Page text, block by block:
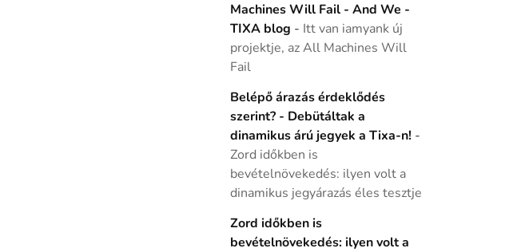
Machines Will Fail - And We -
TIXA blog - Itt van iamyank új
projektje, az All Machines Will
Fail
Belépő árazás érdeklődés
szerint? - Debütáltak a
dinamikus árú jegyek a Tixa-n! -
Zord időkben is
bevételnövekedés: ilyen volt a
dinamikus jegyárazás éles tesztje
Zord időkben is
bevételnövekedés: ilyen volt a